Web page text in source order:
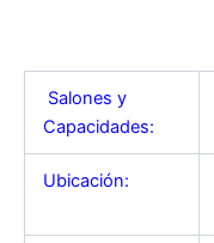
Salones y
Capacidades:
Ubicación: